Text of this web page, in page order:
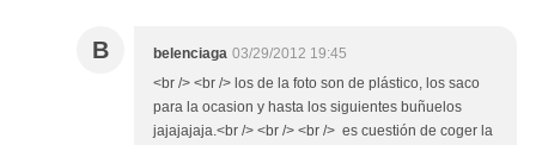
B belenciaga 03/29/2012 19:45
<br /> <br /> los de la foto son de plástico, los saco
para la ocasion y hasta los siguientes buñuelos
jajajajaja.<br /> <br /> <br /> es cuestión de coger la